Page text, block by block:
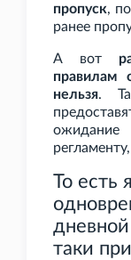
пропуск,
ранее
А вот
правилам
нельзя.
То есть
таки